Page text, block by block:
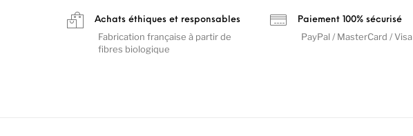
Achats éthiques et responsables
Fabrication française à partir de
fibres biologique
Paiement 100% sécurisé
PayPal / MasterCard / Visa